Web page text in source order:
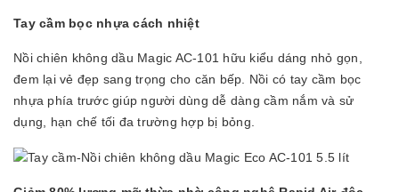
Tay cầm bọc nhựa cách nhiệt
Nồi chiên không dầu Magic AC-101 hữu kiểu dáng nhỏ gọn,
đem lại vẻ đẹp sang trọng cho căn bếp. Nồi có tay cầm bọc
nhựa phía trước giúp người dùng dễ dàng cầm nắm và sử
dụng, hạn chế tối đa trường hợp bị bỏng.